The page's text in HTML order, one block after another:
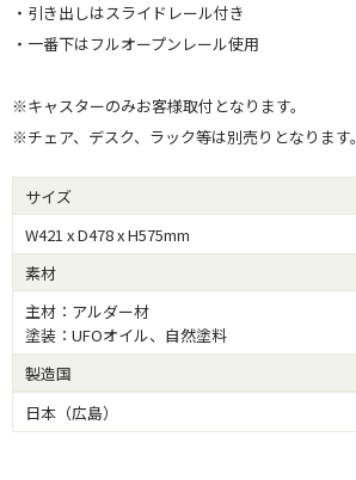
・引き出しはスライドレール付き
・一番下はフルオープンレール使用
※キャスターのみお客様取付となります。
※チェア、デスク、ラック等は別売りとなります。
サイズ
W421 x D478 x H575mm
素材
主材：アルダー材
塗装：UFOオイル、自然塗料
製造国
日本（広島）